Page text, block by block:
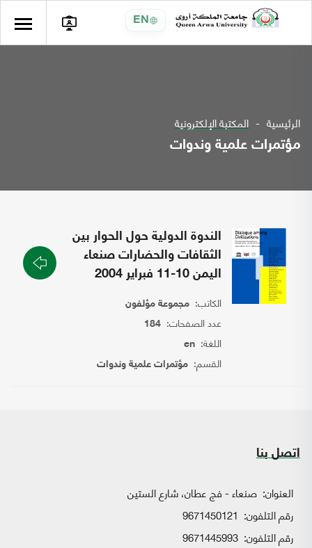
EN
الرئيسية المكتبة الإلكترونية
مؤتمرات علمية وندوات
الندوة الدولية حول الحوار بين
الثقافات والحضارات صنعاء
اليمن 10-11 فبراير 2004
الكاتب:مجموعة مؤلفون
عدد الصفحات:184
اللغة:en
القسم:مؤتمرات علمية وندوات
اتصل بنا
العنوان: صنعاء - فج عطان، شارع الستين
رقم التلفون: 9671450121
رقم التلفون: 9671445993